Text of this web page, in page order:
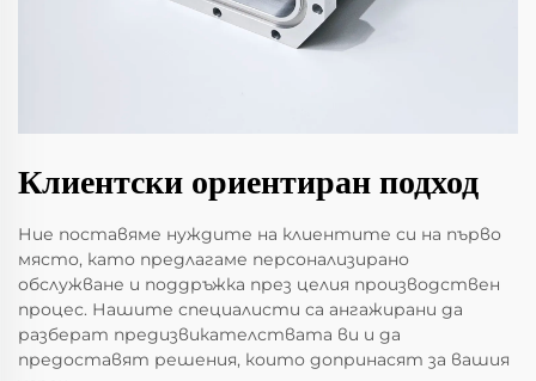
Клиентски ориентиран подход
Ние поставяме нуждите на клиентите си на първо
място, като предлагаме персонализирано
обслужване и поддръжка през целия производствен
процес. Нашите специалисти са ангажирани да
разберат предизвикателствата ви и да
предоставят решения, които допринасят за вашия